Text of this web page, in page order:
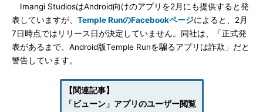
Imangi StudiosはAndroid向けのアプリを2月にも提供すると発
表していますが、 Temple RunのFacebookページによると、2月
7日時点ではリリース日が決定していません。同社は、「正式発
表があるまで、Android版Temple Runを騙るアプリは詐欺」だと
警告しています。
【関連記事】
「ビューン」アプリのユーザー閲覧